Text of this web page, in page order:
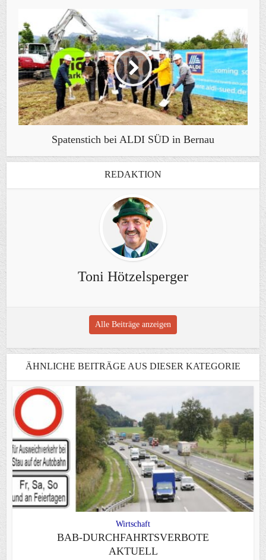
Spatenstich bei ALDI SÜD in Bernau
REDAKTION
Toni Hötzelsperger
Alle Beiträge anzeigen
ÄHNLICHE BEITRÄGE AUS DIESER KATEGORIE
Wirtschaft
BAB-DURCHFAHRTSVERBOTE
AKTUELL